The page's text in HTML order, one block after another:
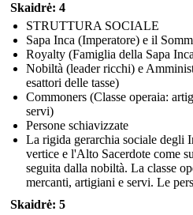
Skaidrė: 4
STRUTTURA SOCIALE
Sapa Inca (Imperatore) e il
Royalty (Famiglia della Sapa
Nobiltà (leader ricchi) e
esattori delle tasse)
Commoners (Classe operaia:
servi)
Persone schiavizzate
La rigida gerarchia sociale degli
vertice e l'Alto Sacerdote come
seguita dalla nobiltà. La classe
mercanti, artigiani e servi. Le
Skaidrė: 5